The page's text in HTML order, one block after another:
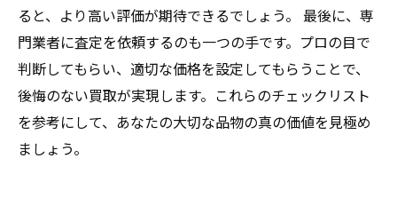
ると、より高い評価が期待できるでしょう。 最後に、専
門業者に査定を依頼するのも一つの手です。プロの目で
判断してもらい、適切な価格を設定してもらうことで、
後悔のない買取が実現します。これらのチェックリスト
を参考にして、あなたの大切な品物の真の価値を見極め
ましょう。